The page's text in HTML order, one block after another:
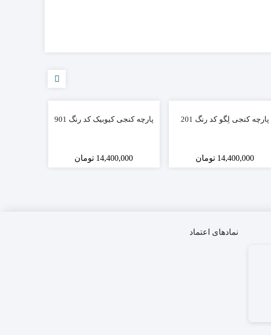
پارچه کنجی لِگو کد رنگ 201
14,400,000 تومان
پارچه کنجی کیوبیک کد رنگ 901
14,400,000 تومان
نمادهای اعتماد